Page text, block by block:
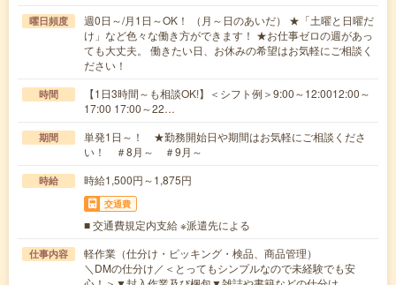
曜日頻度
週0日～/月1日～OK！ （月～日のあいだ） ★「土曜と日曜だ
け」など色々な働き方ができます！ ★お仕事ゼロの週があっ
ても大丈夫。 働きたい日、お休みの希望はお気軽にご相談く
ださい！
時間
【1日3時間～も相談OK!】＜シフト例＞9:00～12:0012:00～
17:00 17:00～22…
期間
単発1日～！ ★勤務開始日や期間はお気軽にご相談くださ
い！ ＃8月～ ＃9月～
時給 時給1,500円～1,875円
交通費
■ 交通費規定内支給 ※派遣先による
仕事内容
軽作業（仕分け・ピッキング・検品、商品管理）
＼DMの仕分け／＜とってもシンプルなので未経験でも安